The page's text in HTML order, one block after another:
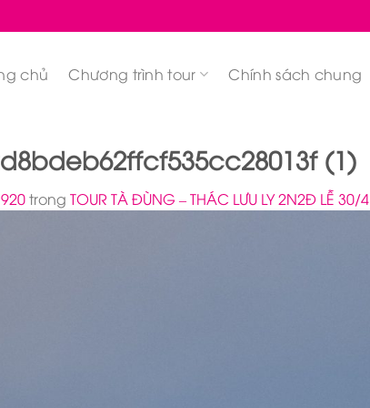
chủ Chương trình tour Chính sách chung
(1)
trong TOUR TÀ ĐÙNG – THÁC LƯU LY 2N2Đ LỄ 30/4